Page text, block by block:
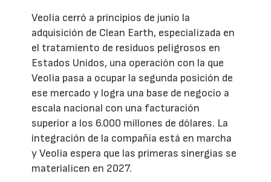
Veolia cerró a principios de junio la
adquisición de Clean Earth, especializada en
el tratamiento de residuos peligrosos en
Estados Unidos, una operación con la que
Veolia pasa a ocupar la segunda posición de
ese mercado y logra una base de negocio a
escala nacional con una facturación
superior a los 6.000 millones de dólares. La
integración de la compañía está en marcha
y Veolia espera que las primeras sinergias se
materialicen en 2027.